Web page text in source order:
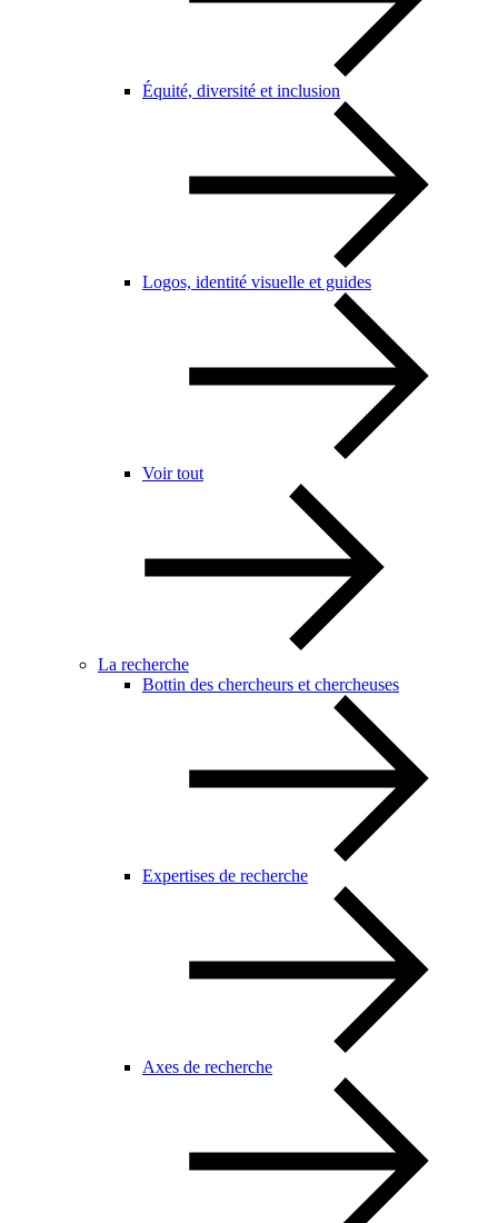
Équité, diversité et inclusion
Logos, identité visuelle et guides
Voir tout
La recherche
Bottin des chercheurs et chercheuses
Expertises de recherche
Axes de recherche